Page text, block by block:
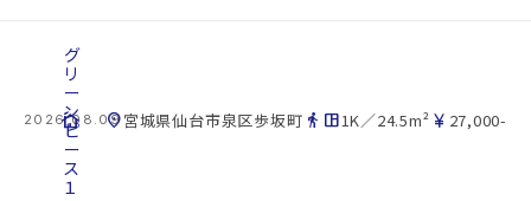
2026.08.09
cottage
グ
リ
ー
ン
ピ
ー
ス
１
location_on宮城県仙台市泉区歩坂町 directions_walk space_dashboard1K／24.5m² currency_yen 27,000-